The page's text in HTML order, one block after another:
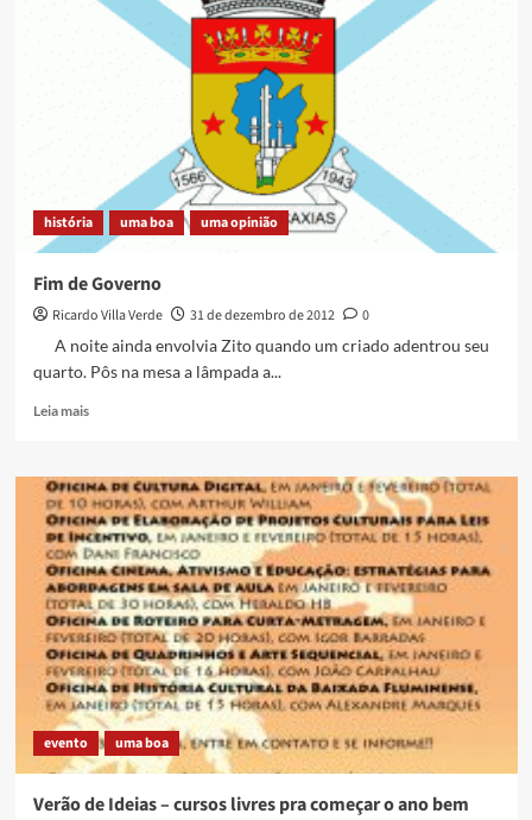
história uma boa uma opinião
Fim de Governo
Ricardo Villa Verde 31 de dezembro de 2012
0
A noite ainda envolvia Zito quando um criado adentrou seu
quarto. Pôs na mesa a lâmpada a...
Leia maisRead
Fim
de
Governo
evento uma boa
Verão de Ideias – cursos livres pra começar o ano bem